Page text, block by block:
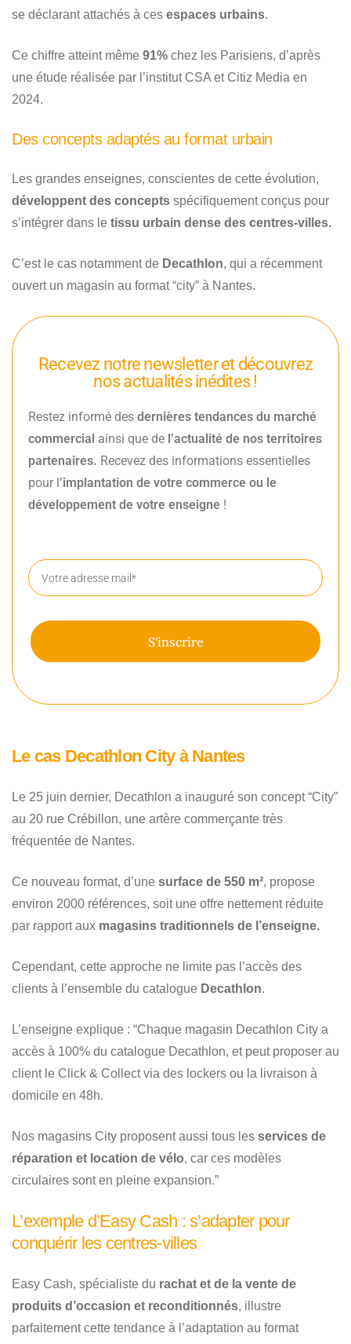
se déclarant attachés à ces espaces urbains.
Ce chiffre atteint même 91% chez les Parisiens, d’après
une étude réalisée par l’institut CSA et Citiz Media en
2024.
Des concepts adaptés au format urbain
Les grandes enseignes, conscientes de cette évolution,
développent des concepts spécifiquement conçus pour
s’intégrer dans le tissu urbain dense des centres-villes.
C’est le cas notamment de Decathlon, qui a récemment
ouvert un magasin au format “city” à Nantes.
Recevez notre newsletter et découvrez
nos actualités inédites !
Restez informé des dernières tendances du marché
commercial ainsi que de l’actualité de nos territoires
partenaires. Recevez des informations essentielles
pour l’implantation de votre commerce ou le
développement de votre enseigne !
S'inscrire
Le cas Decathlon City à Nantes
Le 25 juin dernier, Decathlon a inauguré son concept “City”
au 20 rue Crébillon, une artère commerçante très
fréquentée de Nantes.
Ce nouveau format, d’une surface de 550 m², propose
environ 2000 références, soit une offre nettement réduite
par rapport aux magasins traditionnels de l’enseigne.
Cependant, cette approche ne limite pas l’accès des
clients à l’ensemble du catalogue Decathlon.
L’enseigne explique : “Chaque magasin Decathlon City a
accès à 100% du catalogue Decathlon, et peut proposer au
client le Click & Collect via des lockers ou la livraison à
domicile en 48h.
Nos magasins City proposent aussi tous les services de
réparation et location de vélo, car ces modèles
circulaires sont en pleine expansion.”
L’exemple d’Easy Cash : s’adapter pour
conquérir les centres-villes
Easy Cash, spécialiste du rachat et de la vente de
produits d’occasion et reconditionnés, illustre
parfaitement cette tendance à l’adaptation au format